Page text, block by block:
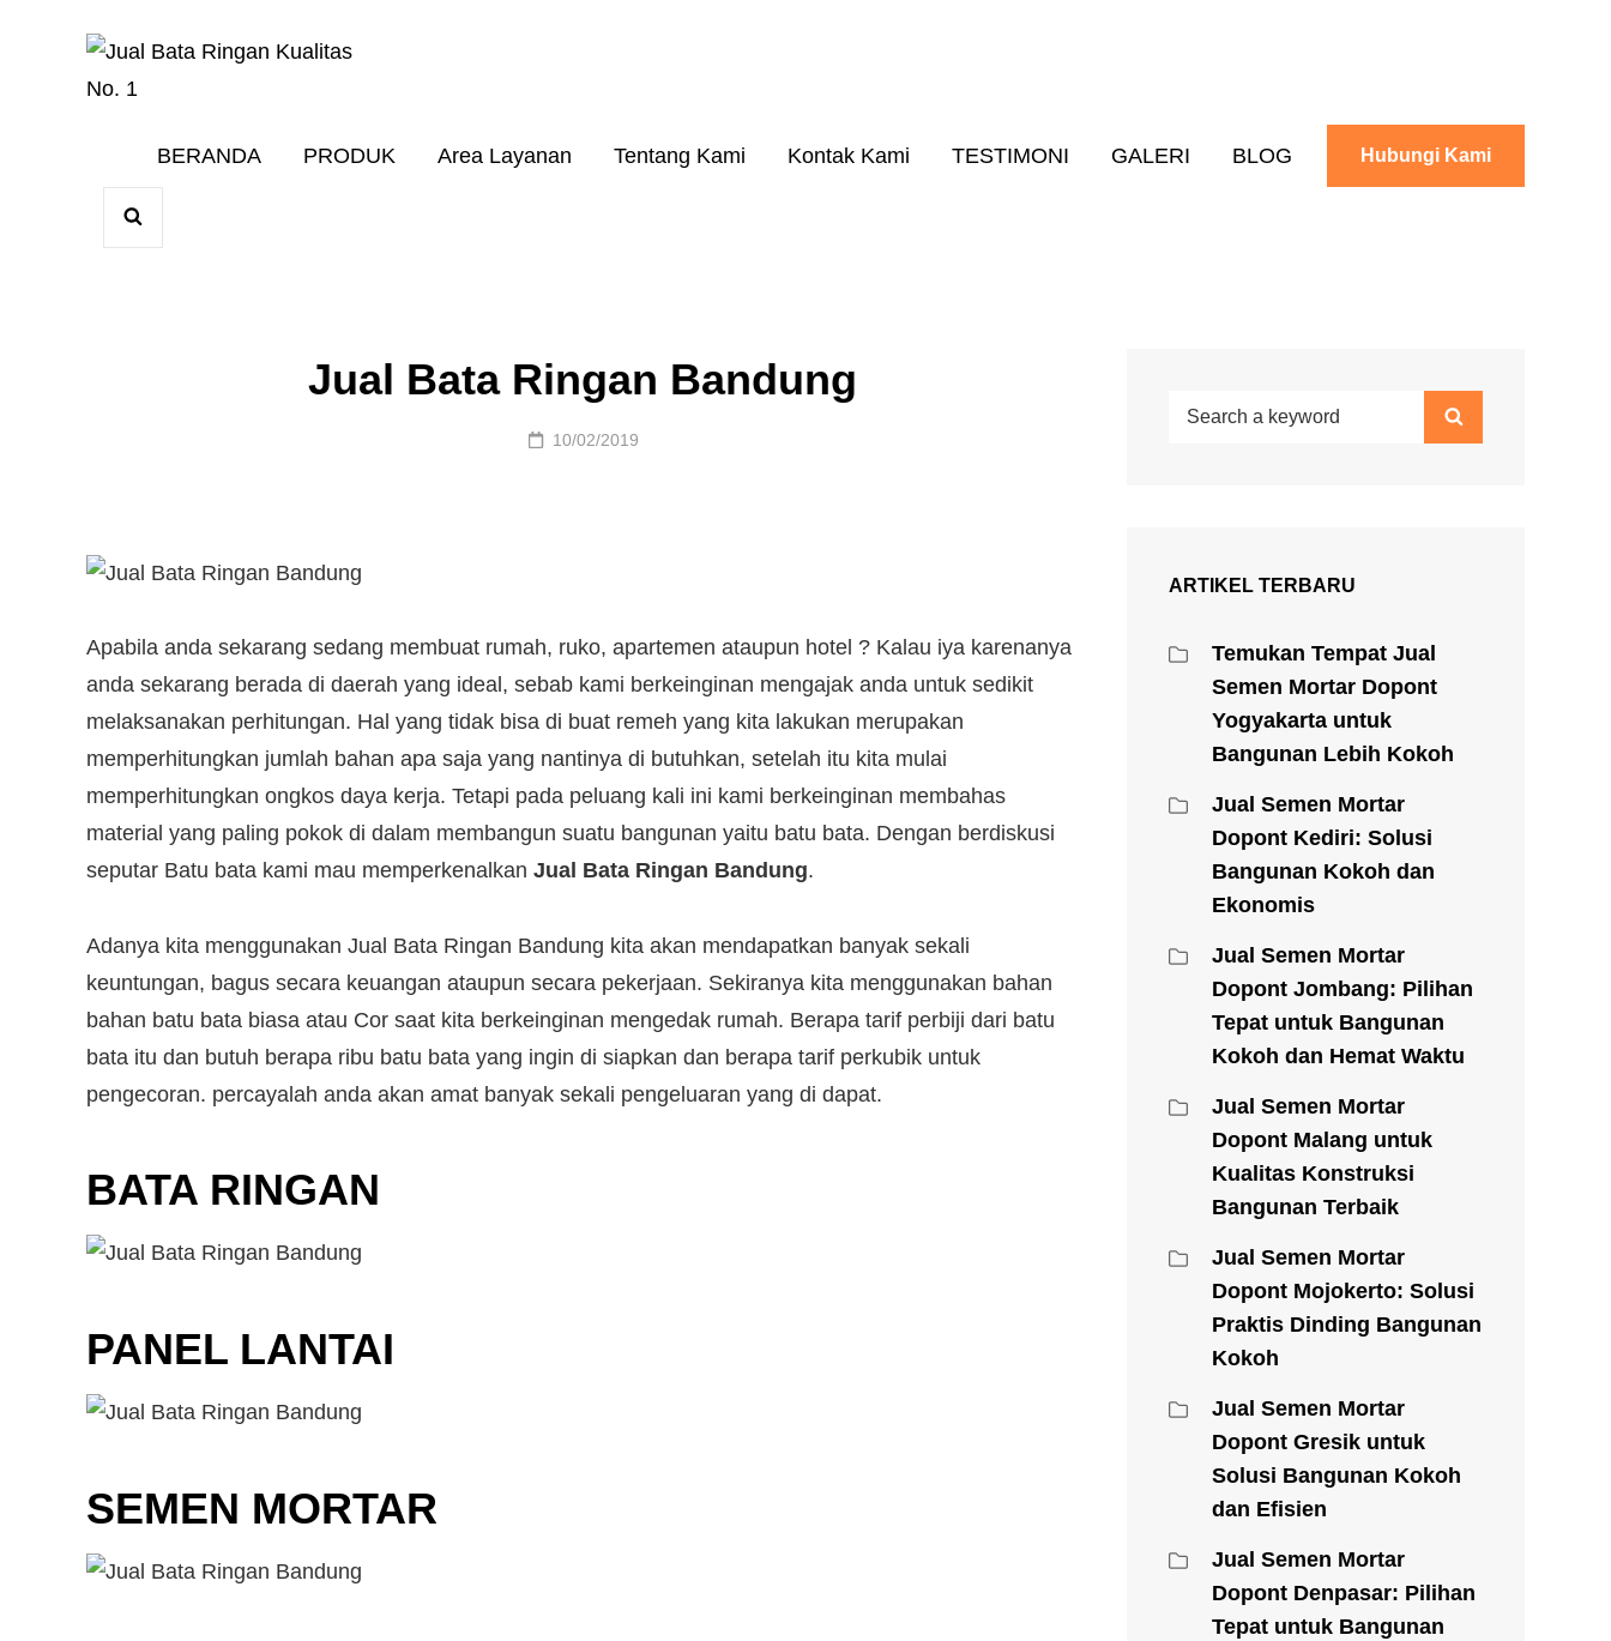
BERANDA PRODUK Area Layanan Tentang Kami Kontak Kami TESTIMONI GALERI BLOG Hubungi Kami
Jual Bata Ringan Bandung
Posted
10/02/2019
Apabila anda sekarang sedang membuat rumah, ruko, apartemen ataupun hotel ? Kalau iya karenanya
anda sekarang berada di daerah yang ideal, sebab kami berkeinginan mengajak anda untuk sedikit
melaksanakan perhitungan. Hal yang tidak bisa di buat remeh yang kita lakukan merupakan
memperhitungkan jumlah bahan apa saja yang nantinya di butuhkan, setelah itu kita mulai
memperhitungkan ongkos daya kerja. Tetapi pada peluang kali ini kami berkeinginan membahas
material yang paling pokok di dalam membangun suatu bangunan yaitu batu bata. Dengan berdiskusi
seputar Batu bata kami mau memperkenalkan Jual Bata Ringan Bandung.
Adanya kita menggunakan Jual Bata Ringan Bandung kita akan mendapatkan banyak sekali
keuntungan, bagus secara keuangan ataupun secara pekerjaan. Sekiranya kita menggunakan bahan
bahan batu bata biasa atau Cor saat kita berkeinginan mengedak rumah. Berapa tarif perbiji dari batu
bata itu dan butuh berapa ribu batu bata yang ingin di siapkan dan berapa tarif perkubik untuk
pengecoran. percayalah anda akan amat banyak sekali pengeluaran yang di dapat.
BATA RINGAN
PANEL LANTAI
SEMEN MORTAR
Search
ARTIKEL TERBARU
Temukan Tempat Jual
Semen Mortar Dopont
Yogyakarta untuk
Bangunan Lebih Kokoh
Jual Semen Mortar
Dopont Kediri: Solusi
Bangunan Kokoh dan
Ekonomis
Jual Semen Mortar
Dopont Jombang: Pilihan
Tepat untuk Bangunan
Kokoh dan Hemat Waktu
Jual Semen Mortar
Dopont Malang untuk
Kualitas Konstruksi
Bangunan Terbaik
Jual Semen Mortar
Dopont Mojokerto: Solusi
Praktis Dinding Bangunan
Kokoh
Jual Semen Mortar
Dopont Gresik untuk
Solusi Bangunan Kokoh
dan Efisien
Jual Semen Mortar
Dopont Denpasar: Pilihan
Tepat untuk Bangunan